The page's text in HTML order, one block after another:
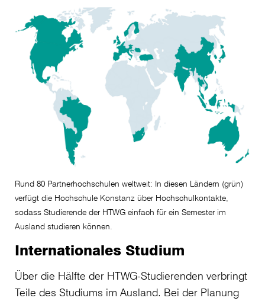
Rund 80 Partnerhochschulen weltweit: In diesen Ländern (grün)
verfügt die Hochschule Konstanz über Hochschulkontakte,
sodass Studierende der HTWG einfach für ein Semester im
Ausland studieren können.
Internationales Studium
Über die Hälfte der HTWG-Studierenden verbringt
Teile des Studiums im Ausland. Bei der Planung